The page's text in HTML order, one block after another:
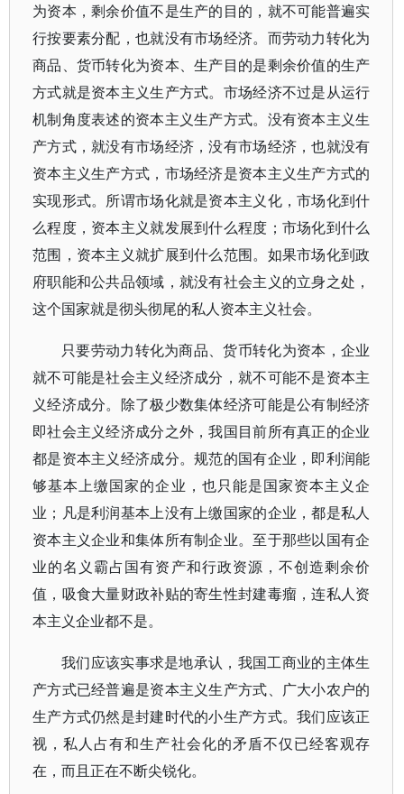
为资本，剩余价值不是生产的目的，就不可能普遍实
行按要素分配，也就没有市场经济。而劳动力转化为
商品、货币转化为资本、生产目的是剩余价值的生产
方式就是资本主义生产方式。市场经济不过是从运行
机制角度表述的资本主义生产方式。没有资本主义生
产方式，就没有市场经济，没有市场经济，也就没有
资本主义生产方式，市场经济是资本主义生产方式的
实现形式。所谓市场化就是资本主义化，市场化到什
么程度，资本主义就发展到什么程度；市场化到什么
范围，资本主义就扩展到什么范围。如果市场化到政
府职能和公共品领域，就没有社会主义的立身之处，
这个国家就是彻头彻尾的私人资本主义社会。
只要劳动力转化为商品、货币转化为资本，企业
就不可能是社会主义经济成分，就不可能不是资本主
义经济成分。除了极少数集体经济可能是公有制经济
即社会主义经济成分之外，我国目前所有真正的企业
都是资本主义经济成分。规范的国有企业，即利润能
够基本上缴国家的企业，也只能是国家资本主义企
业；凡是利润基本上没有上缴国家的企业，都是私人
资本主义企业和集体所有制企业。至于那些以国有企
业的名义霸占国有资产和行政资源，不创造剩余价
值，吸食大量财政补贴的寄生性封建毒瘤，连私人资
本主义企业都不是。
我们应该实事求是地承认，我国工商业的主体生
产方式已经普遍是资本主义生产方式、广大小农户的
生产方式仍然是封建时代的小生产方式。我们应该正
视，私人占有和生产社会化的矛盾不仅已经客观存
在，而且正在不断尖锐化。